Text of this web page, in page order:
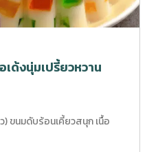
ด้งนุ่มเปรี้ยวหวาน
ขนมดับร้อนเคี้ยวสนุก เนื้อ